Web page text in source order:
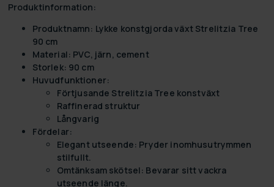
Produktinformation:
Produktnamn: Lykke konstgjorda växt Strelitzia Tree
90 cm
Material: PVC, järn, cement
Storlek: 90 cm
Huvudfunktioner:
Förtjusande Strelitzia Tree konstväxt
Raffinerad struktur
Långvarig
Fördelar:
Elegant utseende: Pryder inomhusutrymmen
stilfullt.
Omtänksam skötsel: Bevarar sitt vackra
utseende länge.